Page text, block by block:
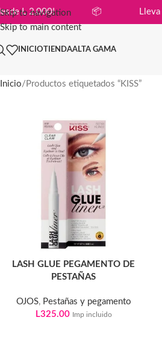
Skip to navigation
Skip to main content
desde L 2,000!
INICIOTIENDAALTA GAMA
Inicio Productos etiquetados “KISS”
LASH GLUE PEGAMENTO DE
PESTAÑAS
OJOS, Pestañas y pegamento
L325.00 Imp incluido